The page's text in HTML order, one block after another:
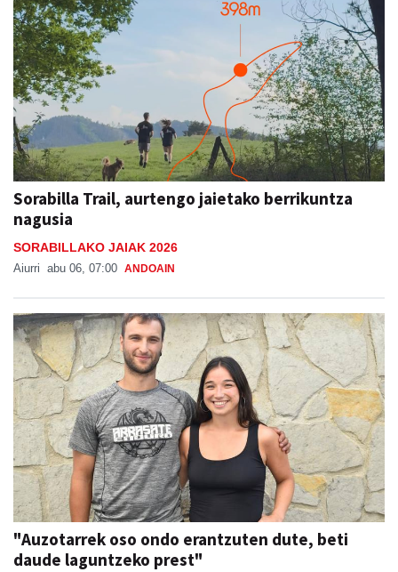
Sorabilla Trail, aurtengo jaietako berrikuntza
nagusia
SORABILLAKO JAIAK 2026
Aiurri abu 06, 07:00 ANDOAIN
"Auzotarrek oso ondo erantzuten dute, beti
daude laguntzeko prest"